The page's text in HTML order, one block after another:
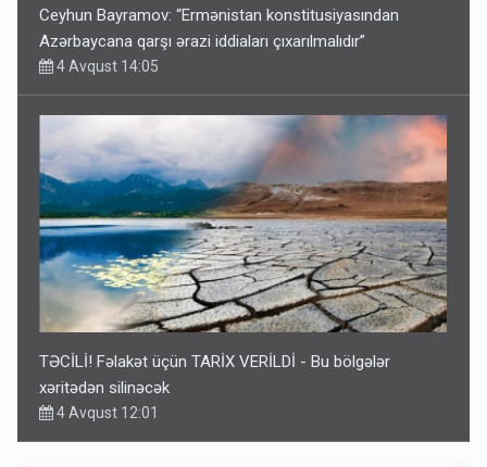
Ceyhun Bayramov: “Ermənistan konstitusiyasından
Azərbaycana qarşı ərazi iddiaları çıxarılmalıdır”
4 Avqust 14:05
TƏCİLİ! Fəlakət üçün TARİX VERİLDİ - Bu bölgələr
xəritədən silinəcək
4 Avqust 12:01